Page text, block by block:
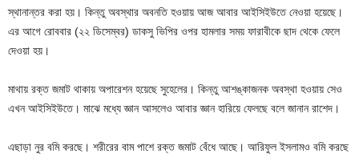
স্থানান্তর করা হয়। কিন্তু অবস্থার অবনতি হওয়ায় আজ আবার আইসিইউতে নেওয়া হয়েছে।
এর আগে রোববার (২২ ডিসেম্বর) ডাকসু ভিপির ওপর হামলার সময় ফারাবীকে ছাদ থেকে ফেলে
দেওয়া হয়।
মাথায় রক্ত জমাট থাকায় অপারেশন হয়েছে সুহেলের। কিন্তু আশঙ্কাজনক অবস্থা হওয়ায় সেও
এখন আইসিইউতে। মাঝে মধ্যে জ্ঞান আসলেও আবার জ্ঞান হারিয়ে ফেলছে বলে জানান রাশেদ।
এছাড়া নুর বমি করছে। শরীরের বাম পাশে রক্ত জমাট বেঁধে আছে। আরিফুল ইসলামও বমি করছে